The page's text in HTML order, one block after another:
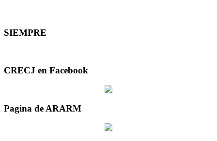
SIEMPRE
CRECJ en Facebook
Pagina de ARARM